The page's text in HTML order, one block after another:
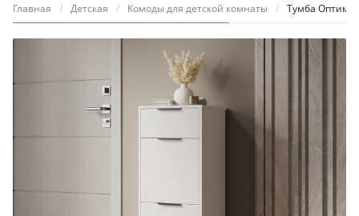
Главная / Детская / Комоды для детской комнаты / Тумба Оптима